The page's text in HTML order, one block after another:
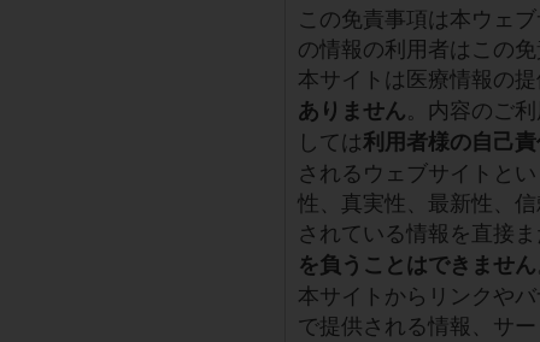
この免責事項は本ウェ
の情報の利用者はこの
本サイトは医療情報の
ありません。内容のご
しては利用者様の自己
されるウェブサイトと
性、真実性、最新性、
されている情報を直接
を負うことはできません
本サイトからリンクや
で提供される情報、サ